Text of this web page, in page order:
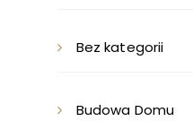
Bez kategorii
Budowa Domu